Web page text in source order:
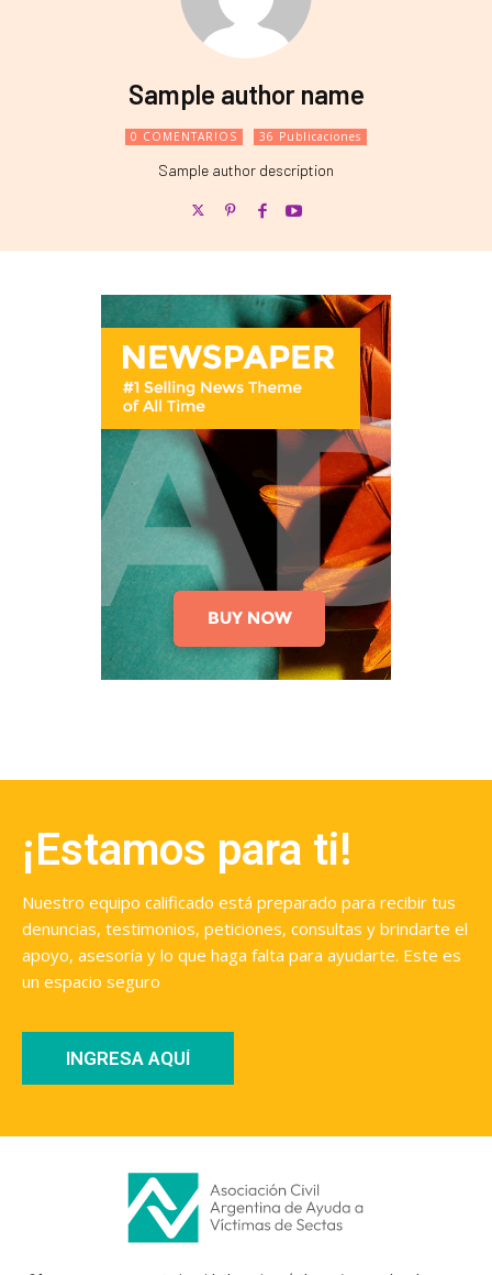
Sample author name
0 COMENTARIOS 36 Publicaciones
Sample author description
¡Estamos para ti!
Nuestro equipo calificado está preparado para recibir tus
denuncias, testimonios, peticiones, consultas y brindarte el
apoyo, asesoría y lo que haga falta para ayudarte. Este es
un espacio seguro
INGRESA AQUÍ